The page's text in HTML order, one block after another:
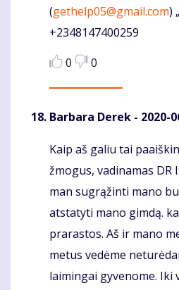
(gethelp05@gmail.com)
+2348147400259
0
0
Barbara Derek - 2020-
Komentaras
Kaip aš galiu tai
žmogus, vadinamas DR
man sugrąžinti mano
atstatyti mano gimdą.
prarastos. Aš ir mano
metus vedėme
laimingai gyvenome. Iki